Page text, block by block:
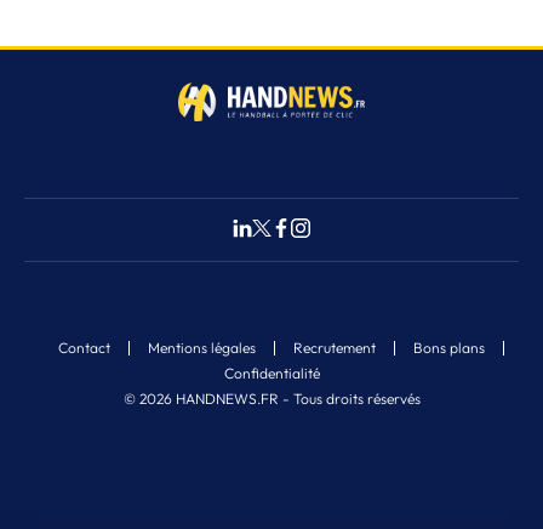
© 2026 HANDNEWS.FR - Tous droits réservés
Contact Mentions légales Recrutement
Bons plans
Confidentialité